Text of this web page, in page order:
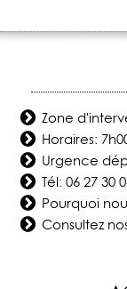
Zone
Horaires:
Urgence
Tél:06 27 30
Pourquoi
Consultez